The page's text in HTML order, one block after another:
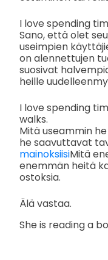
I love spending
Sano, että olet
useimpien
on alennettujen
suosivat
heille
I love spending
walks.
Mitä useammin
he saavuttavat
mainoksiisiMitä
enemmän heitä
ostoksia.
Älä vastaa.
She is reading a